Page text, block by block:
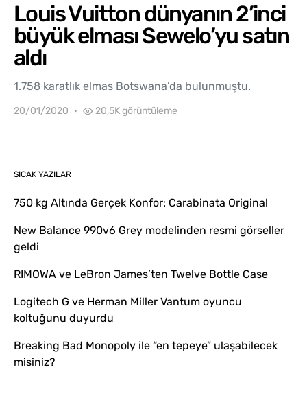
Louis Vuitton dünyanın 2’inci
büyük elması Sewelo’yu satın
aldı
1.758 karatlık elmas Botswana’da bulunmuştu.
20/01/2020 20,5K görüntüleme
SICAK YAZILAR
750 kg Altında Gerçek Konfor: Carabinata Original
New Balance 990v6 Grey modelinden resmi görseller
geldi
RIMOWA ve LeBron James’ten Twelve Bottle Case
Logitech G ve Herman Miller Vantum oyuncu
koltuğunu duyurdu
Breaking Bad Monopoly ile “en tepeye” ulaşabilecek
misiniz?